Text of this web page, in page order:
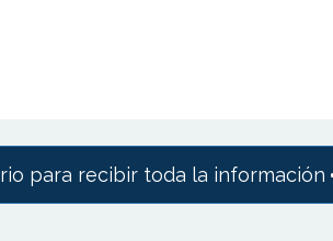
para recibir toda la información